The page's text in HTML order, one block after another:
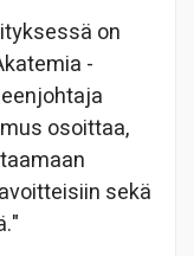
on
-
osoittaa,
sekä